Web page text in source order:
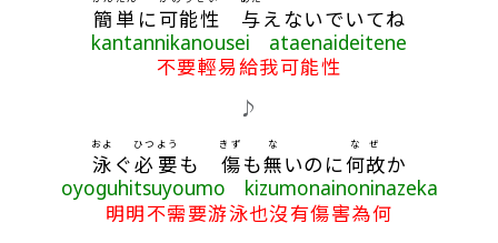
簡単 に可能性 与えないでいてね
kantannikanousei ataenaideitene
不要輕易給我可能性
♪
泳
およ
ぐ必要
ひつよう
も 傷
きず
も無
な
いのに何故
なぜ
か
oyoguhitsuyoumo kizumonainoninazeka
明明不需要游泳也沒有傷害為何